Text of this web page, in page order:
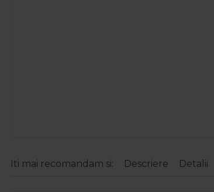
Iti mai recomandam si: Descriere Detalii